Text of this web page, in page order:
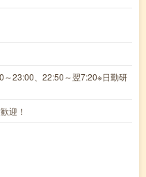
～23:00、22:50～翌7:20※日勤研
迎！